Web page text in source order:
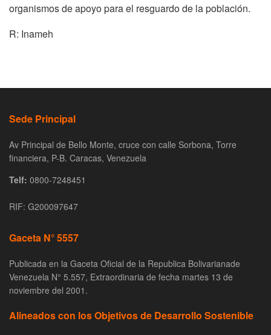
organismos de apoyo para el resguardo de la población.
R: Inameh
Sede Principal
Av Principal de Bello Monte, cruce con calle Sorbona, Torre
financiera, P-B. Caracas, Venezuela
Telf: 0800-7248451
RIF: G200097647
Gaceta N° 5557
Publicada en la Gaceta Oficial de la Republica Bolivarianade
Venezuela N° 5.557, Extraordinaria de fecha martes 13 de
noviembre del 2001.
Alineados con los Objetivos de Desarrollo Sostenible